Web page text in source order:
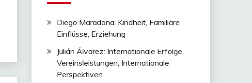
Diego Maradona: Kindheit, Familiäre
Einflüsse, Erziehung
Julián Álvarez: Internationale Erfolge,
Vereinsleistungen, Internationale
Perspektiven